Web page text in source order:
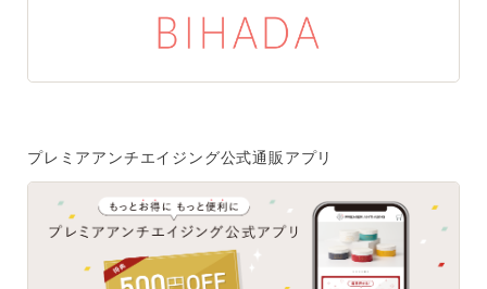
プレミアアンチエイジング公式通販アプリ